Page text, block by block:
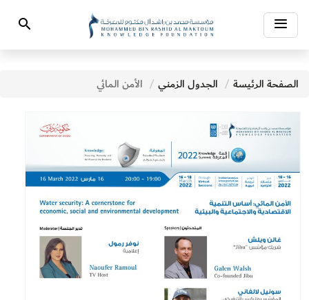
Toggle
navigation
Search
الصفحة الرئيسة الجدول الزمني الأمن المائي